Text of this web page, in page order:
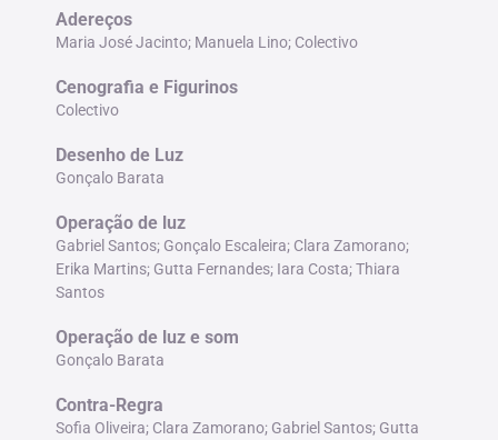
Adereços
Maria José Jacinto; Manuela Lino; Colectivo
Cenografia e Figurinos
Colectivo
Desenho de Luz
Gonçalo Barata
Operação de luz
Gabriel Santos; Gonçalo Escaleira; Clara Zamorano;
Erika Martins; Gutta Fernandes; Iara Costa; Thiara
Santos
Operação de luz e som
Gonçalo Barata
Contra-Regra
Sofia Oliveira; Clara Zamorano; Gabriel Santos; Gutta